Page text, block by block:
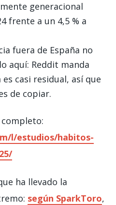
generacional
frente a un 4,5 % a
fuera de España no
aquí: Reddit manda
casi residual, así que
de copiar.
l/estudios/habitos-
ha llevado la
según SparkToro,